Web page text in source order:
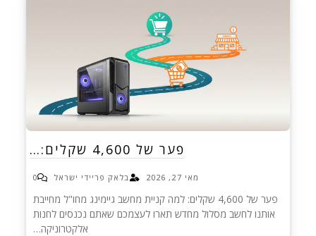
פער של 4,600 שקלים:…
מאי 27, 2026 בלאק פריידי ישראל 0
פער של 4,600 שקלים: למה קניית מחשב גיימינג מחו"ל מחייבת
אותנו לחשב מסלול מחדש תארו לעצמכם שאתם נכנסים לחנות
אלקטרוניקה…